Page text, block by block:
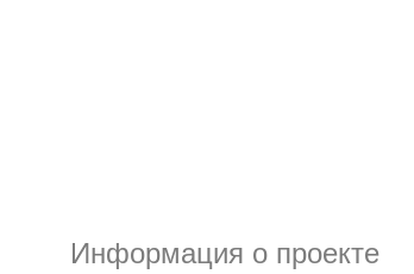
Информация о проекте